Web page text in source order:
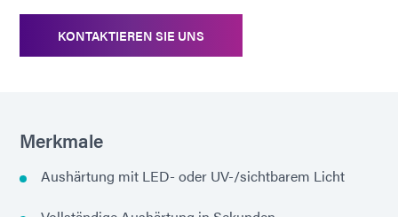
KONTAKTIEREN SIE UNS
Merkmale
Aushärtung mit LED- oder UV-/sichtbarem Licht